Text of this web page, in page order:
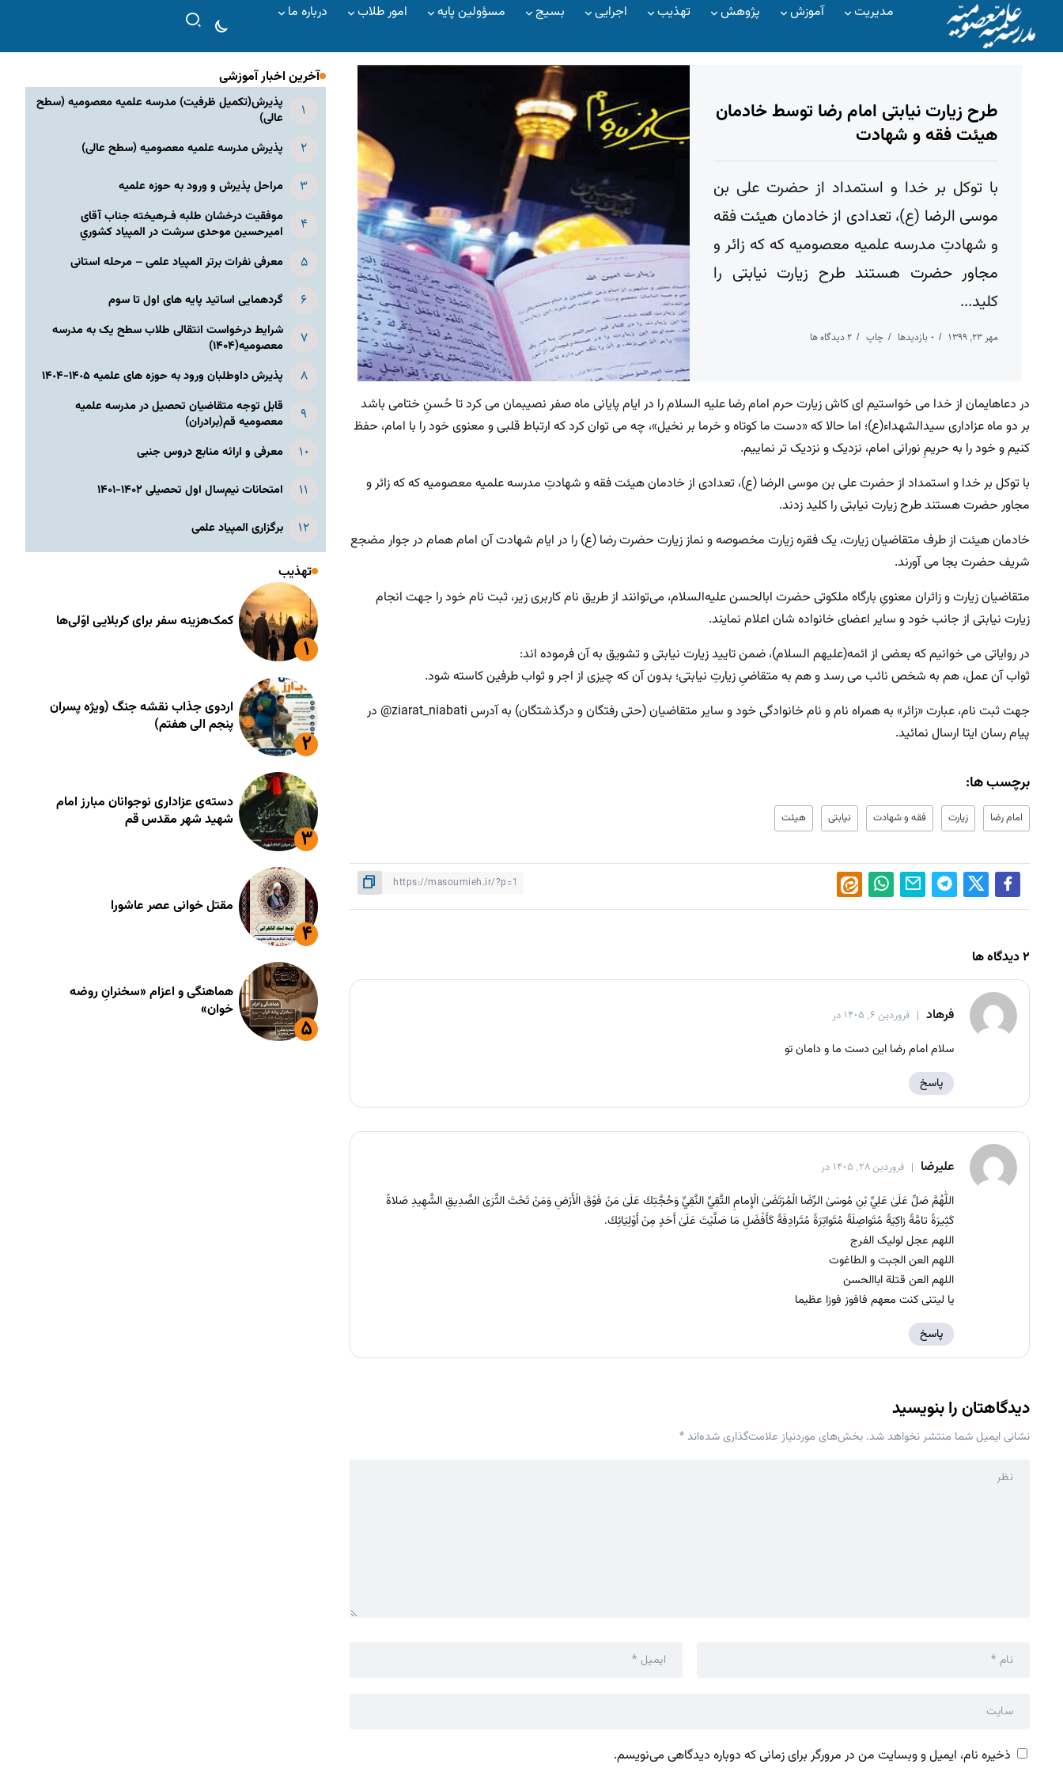
مدیریت آموزش پژوهش تهذیب اجرایی بسیج مسؤولین پایه امور طلاب درباره ما
طرح زیارت نیابتی امام رضا توسط خادمان
هیئت فقه و شهادت
با توکل بر خدا و استمداد از حضرت علی بن
موسی الرضا (ع)، تعدادی از خادمان هیئت فقه
و شهادتِ مدرسه علمیه معصومیه که که زائر و
مجاور حضرت هستند طرح زیارت نیابتی را
کلید...
مهر ۲۳, ۱۳۹۹ ۰ بازدیدها چاپ ۲ دیدگاه ها
در دعاهایمان از خدا می خواستیم ای کاش زیارت حرم امام رضا علیه السلام را در ایام پایانی ماه صفر نصیبمان می کرد تا حُسنِ ختامی باشد
بر دو ماه عزاداری سیدالشهداء(ع)؛ اما حالا که «دست ما کوتاه و خرما بر نخیل»، چه می توان کرد که ارتباط قلبی و معنوی خود را با امام، حفظ
کنیم و خود را به حریمِ نورانی امام، نزدیک و نزدیک تر نماییم.
با توکل بر خدا و استمداد از حضرت علی بن موسی الرضا (ع)، تعدادی از خادمان هیئت فقه و شهادتِ مدرسه علمیه معصومیه که که زائر و
مجاور حضرت هستند طرح زیارت نیابتی را کلید زدند.
خادمان هیئت از طرف متقاضیان زیارت، یک فقره زیارت مخصوصه و نماز زیارت حضرت رضا (ع) را در ایام شهادت آن امام همام در جوار مضجع
شریف حضرت بجا می آورند.
متقاضیان زیارت و زائران معنویِ بارگاه ملکوتی حضرت ابالحسن علیه‌السلام، می‌توانند از طریق نام کاربری زیر، ثبت نام خود را جهت انجام
زیارت نیابتی از جانب خود و سایر اعضای خانواده شان اعلام نمایند.
در روایاتی می خوانیم که بعضی از ائمه(علیهم السلام)، ضمن تایید زیارت نیابتی و تشویق به آن فرموده اند:
ثواب آن عمل، هم به ‌شخص نائب می رسد و هم به متقاضیِ زیارتِ نیابتی؛ بدون آن که چیزی از اجر و ثواب طرفین کاسته شود.
جهت ثبت نام، عبارت «زائر» به همراه نام و نام خانوادگی خود و سایر متقاضیان (حتی رفتگان و درگذشتگان) به آدرس ziarat_niabati@ در
پیام رسان ایتا ارسال نمائید.
برچسب ها:
امام رضا زیارت فقه و شهادت نیابتی هیئت
۲ دیدگاه ها
فرهاد
فروردین ۶, ۱۴۰۵ در
سلام امام رضا این دست ما و دامان تو
پاسخ
علیرضا
فروردین ۲۸, ۱۴۰۵ در
اللّٰهُمَّ صَلِّ عَلَىٰ عَلِيِّ بْنِ مُوسَىٰ الرِّضَا الْمُرْتَضَىٰ الْإِمامِ التَّقِيِّ النَّقِيِّ وَحُجَّتِكَ عَلَىٰ مَنْ فَوْقَ الْأَرْضِ وَمَنْ تَحْتَ الثَّرَىٰ الصِّدِيقِ الشَّهِيدِ صَلاةً
كَثِيرَةً تامَّةً زاكِيَةً مُتَواصِلَةً مُتَواتِرَةً مُتَرادِفَةً كَأَفْضَلِ مَا صَلَّيْتَ عَلَىٰ أَحَدٍ مِنْ أَوْلِيَائِكَ.
اللهم عجل لولیک الفرج
اللهم العن الجبت و الطاغوت
اللهم العن قتلة اباالحسن
یا لیتنی کنت معهم فافوز فوزا عظیما
پاسخ
دیدگاهتان را بنویسید
نشانی ایمیل شما منتشر نخواهد شد. بخش‌های موردنیاز علامت‌گذاری شده‌اند*
ذخیره نام، ایمیل و وبسایت من در مرورگر برای زمانی که دوباره دیدگاهی می‌نویسم.
آخرین اخبار آموزشی
پذیرش(تکمیل ظرفیت) مدرسه علمیه معصومیه‌ (سطح
عالی)
پذیرش مدرسه علمیه معصومیه‌ (سطح عالی)
مراحل پذیرش و ورود به حوزه علمیه
موفقیت درخشان طلبه فـرهیخته جناب آقای
امیرحسین موحدی سرشت در المپياد كشوري
معرفی نفرات برتر المپیاد علمی – مرحله استانی
گردهمایی اساتید پایه های اول تا سوم
شرایط درخواست انتقالی طلاب سطح یک به مدرسه
معصومیه(۱۴۰۴)
پذیرش داوطلبان ورود به حوزه های علمیه ١۴٠۵-١۴٠۴
قابل توجه متقاضیان تحصیل در مدرسه علمیه
معصومیه قم(برادران)
معرفی و ارائه منابع دروس جنبی
امتحانات نیم‌سال اول تحصیلی ۱۴۰۲-۱۴۰۱
برگزاری المپیاد علمی
تهذیب
کمک‌هزینه سفر برای کربلایی اوّلی‌ها
اردوی جذاب نقشه جنگ (ویژه پسران
پنجم الی هفتم)
دسته‌ی عزاداری نوجوانان مبارز امام
شهید شهر مقدس قم
مقتل خوانی عصر عاشورا
هماهنگی و اعزام «سخنرانِ روضه
خوان»